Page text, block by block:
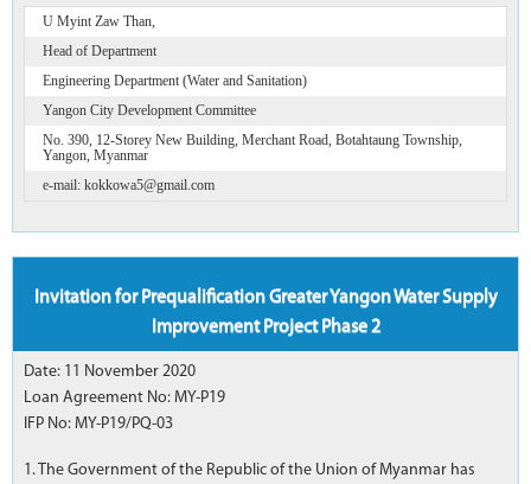
U Myint Zaw Than,
Head of Department
Engineering Department (Water and Sanitation)
Yangon City Development Committee
No. 390, 12-Storey New Building, Merchant Road, Botahtaung Township,
Yangon, Myanmar
e-mail: kokkowa5@gmail.com
Invitation for Prequalification Greater Yangon Water Supply
Improvement Project Phase 2
Date: 11 November 2020
Loan Agreement No: MY-P19
IFP No: MY-P19/PQ-03
1. The Government of the Republic of the Union of Myanmar has